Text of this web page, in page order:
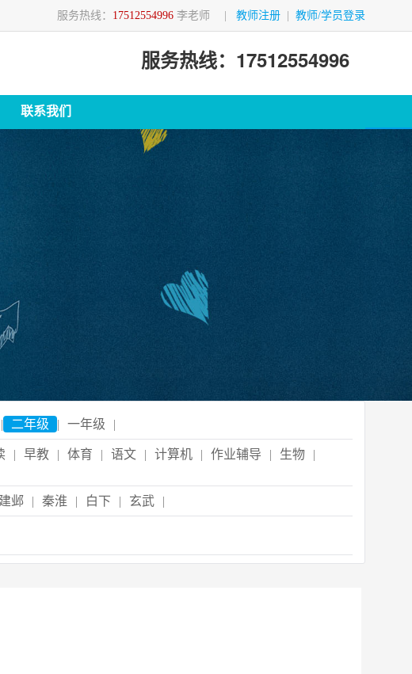
服务热线： 17512554996 李老师 教师注册 教师/学员登录
服务热线：17512554996
联系我们
| 二年级 | 一年级 |
| 早教 | 体育 | 语文 | 计算机 | 作业辅导 | 生物
|
建邺 | 秦淮 | 白下 | 玄武 |